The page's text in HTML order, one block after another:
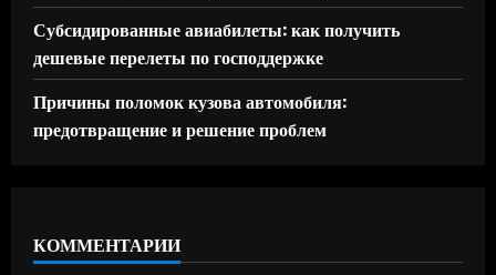
Субсидированные авиабилеты: как получить
дешевые перелеты по господдержке
Причины поломок кузова автомобиля:
предотвращение и решение проблем
КОММЕНТАРИИ